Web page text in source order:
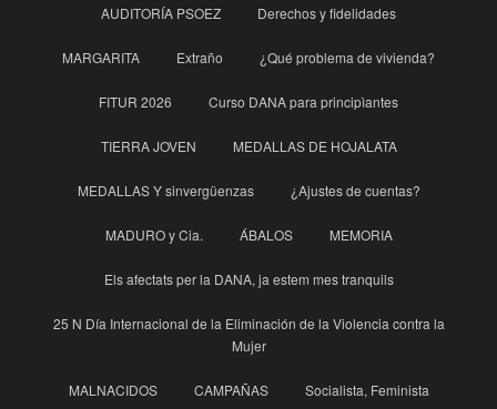
AUDITORÍA PSOEZ Derechos y fidelidades
MARGARITA Extraño ¿Qué problema de vivienda?
FITUR 2026 Curso DANA para principìantes
TIERRA JOVEN MEDALLAS DE HOJALATA
MEDALLAS Y sinvergüenzas ¿Ajustes de cuentas?
MADURO y Cia. ÁBALOS MEMORIA
Els afectats per la DANA, ja estem mes tranquils
25 N Día Internacional de la Eliminación de la Violencia contra la
Mujer
MALNACIDOS CAMPAÑAS Socialista, Feminista